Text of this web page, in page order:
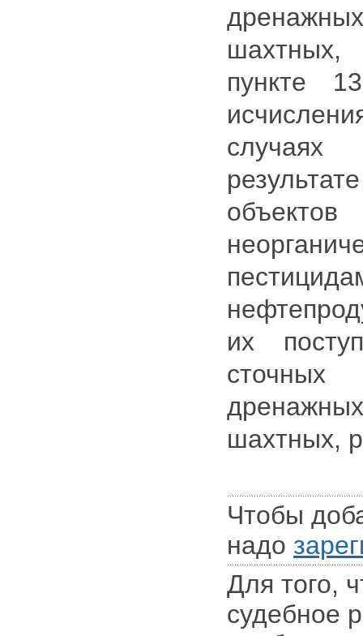
шахтных,
пункте
их
шахтных,
Чтобы
надо
Для того,
судебное